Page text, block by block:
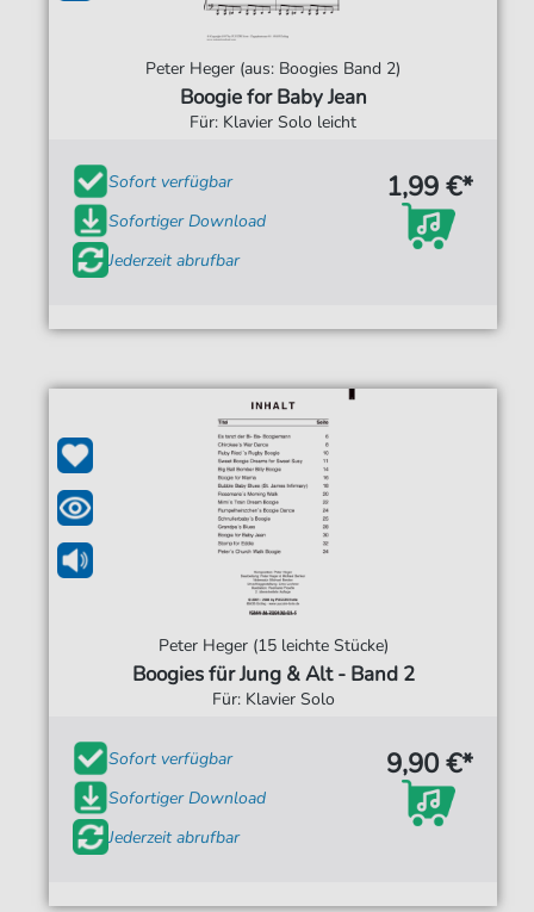
Peter Heger (aus: Boogies Band 2)
Boogie for Baby Jean
Für: Klavier Solo leicht
Sofort verfügbar
Sofortiger Download
Jederzeit abrufbar
1,99 €*
Peter Heger (15 leichte Stücke)
Boogies für Jung & Alt - Band 2
Für: Klavier Solo
Sofort verfügbar
Sofortiger Download
Jederzeit abrufbar
9,90 €*